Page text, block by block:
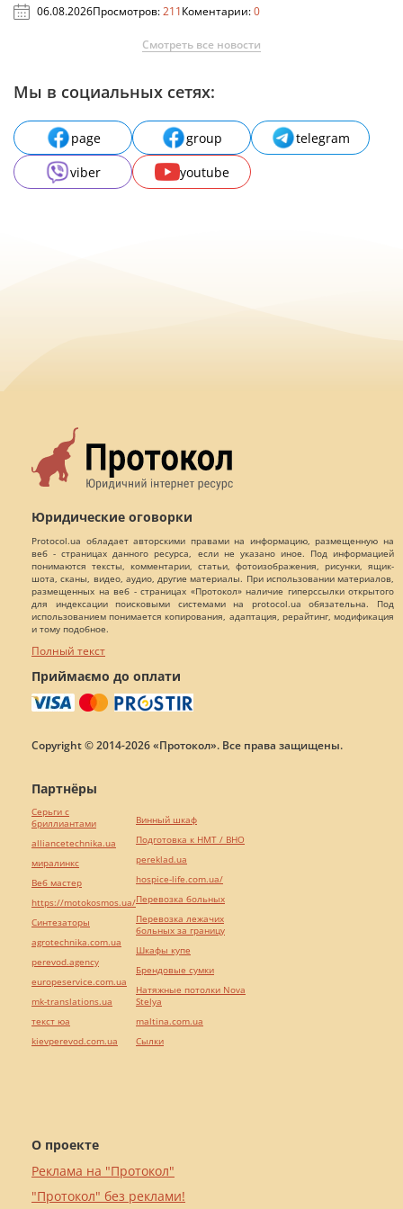
06.08.2026Просмотров:211Коментарии:0
Смотреть все новости
Мы в социальных сетях:
page group
telegram
viber
youtube
Юридические оговорки
Protocol.ua обладает авторскими правами на информацию, размещенную на
веб - страницах данного ресурса, если не указано иное. Под информацией
понимаются тексты, комментарии, статьи, фотоизображения, рисунки, ящик-
шота, сканы, видео, аудио, другие материалы. При использовании материалов,
размещенных на веб - страницах «Протокол» наличие гиперссылки открытого
для индексации поисковыми системами на protocol.ua обязательна. Под
использованием понимается копирования, адаптация, рерайтинг, модификация
и тому подобное.
Полный текст
Приймаємо до оплати
Copyright © 2014-2026 «Протокол». Все права защищены.
О проекте
Реклама на "Протокол"
"Протокол" без реклами!
Партнёры
Серьги с
бриллиантами
alliancetechnika.ua
миралинкс
Веб мастер
https://motokosmos.ua/
Синтезаторы
agrotechnika.com.ua
perevod.agency
europeservice.com.ua
mk-translations.ua
текст юа
kievperevod.com.ua
Винный шкаф
Подготовка к НМТ / ВНО
pereklad.ua
hospice-life.com.ua/
Перевозка больных
Перевозка лежачих
больных за границу
Шкафы купе
Брендовые сумки
Натяжные потолки Nova
Stelya
maltina.com.ua
Cылки